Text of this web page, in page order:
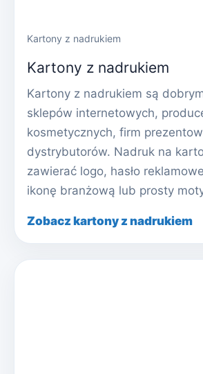
Kartony z nadrukiem
Kartony z nadrukiem
Kartony z nadrukiem są
sklepów internetowych,
kosmetycznych, firm
dystrybutorów. Nadruk na
zawierać logo, hasło
ikonę branżową lub prosty
Zobacz kartony z nadrukiem